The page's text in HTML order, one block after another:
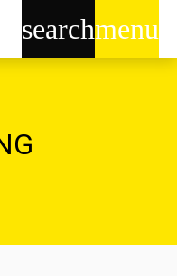
searchmenu